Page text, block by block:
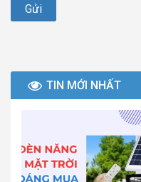
TIN MỚI NHẤT